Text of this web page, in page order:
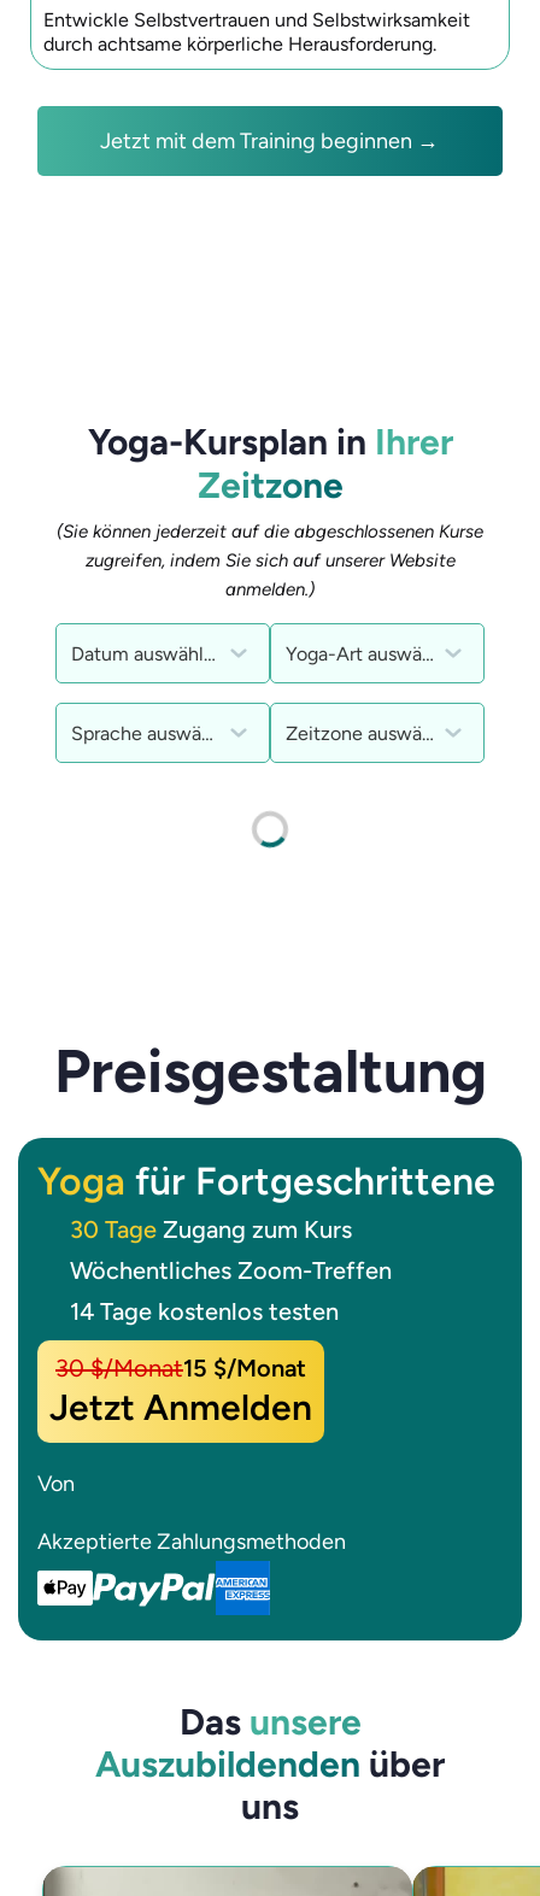
Jetzt mit dem Training beginnen →
Entwickle Selbstvertrauen und Selbstwirksamkeit
durch achtsame körperliche Herausforderung.
Yoga-Kursplan in Ihrer
Zeitzone
(Sie können jederzeit auf die abgeschlossenen Kurse
zugreifen, indem Sie sich auf unserer Website
anmelden.)
Preisgestaltung
Yoga für Fortgeschrittene
30 Tage Zugang zum Kurs
Wöchentliches Zoom-Treffen
14 Tage kostenlos testen
30 $/Monat15 $/Monat
Jetzt Anmelden
Von
Akzeptierte Zahlungsmethoden
Das unsere
Auszubildenden über
uns